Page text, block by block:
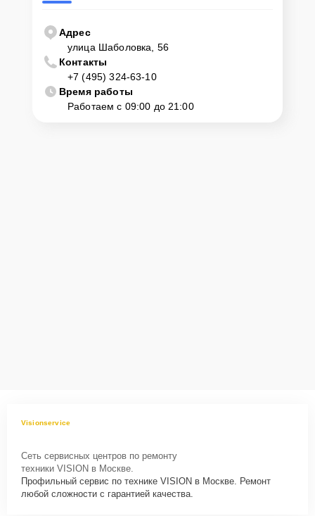
Адрес
улица Шаболовка, 56
Контакты
+7 (495) 324-63-10
Время работы
Работаем с 09:00 до 21:00
Visionservice
Сеть сервисных центров по ремонту
техники VISION в Москве.
Профильный сервис по технике VISION в Москве. Ремонт
любой сложности с гарантией качества.